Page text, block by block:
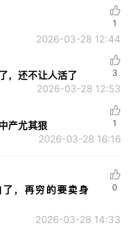
2026-03-28 12:44
1
，还不让人活了
2026-03-28 12:53
3
产尤其狠
2026-03-28 16:16
1
，再穷的要卖身
2026-03-28 14:33
0